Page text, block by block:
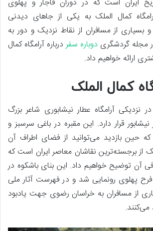
کمال الملک به یکی از جاهای دیدنی
بسیاری از مسافران از نقاط نزدیک و دور به
مجله گردشگری دوباره سفردرباره آرامگاه کمال
ارائه خواهیم داد.
کمال الملک
نزدیکی آرامگاه عطار نیشابوری شاعر بزرگ
قرار دارد. این مقبره در باغی سرسبز و
حین بازدید می‌توانید از فضای اطراف آن
از برجسته‌ترین نقاشان معاصر ایران است که
آن توضیح خواهیم داد. این بنای باشکوه در
حضور فرح پهلوی رونمایی شد و در فهرست آثار ملی
از مسافران به خراسان رضوی جهت یادبود
می‌کنند.